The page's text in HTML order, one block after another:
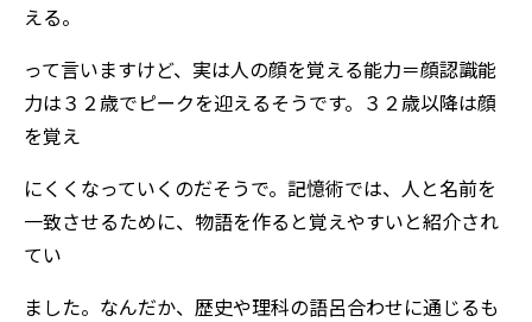
える。
って言いますけど、実は人の顔を覚える能力＝顔認識能
力は３２歳でピークを迎えるそうです。３２歳以降は顔
を覚え
にくくなっていくのだそうで。記憶術では、人と名前を
一致させるために、物語を作ると覚えやすいと紹介され
てい
ました。なんだか、歴史や理科の語呂合わせに通じるも